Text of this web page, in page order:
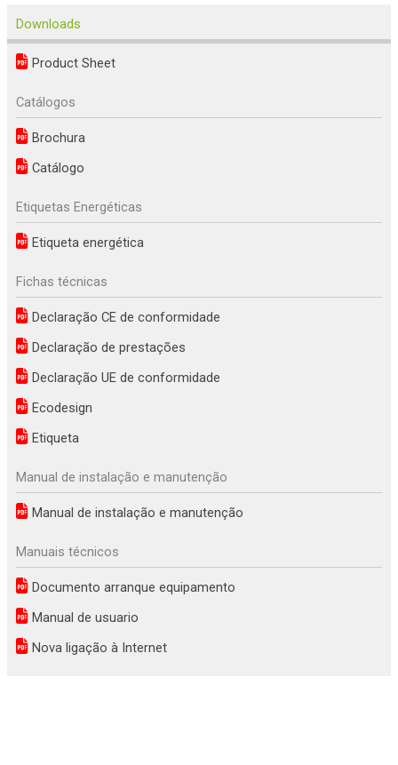
Downloads
Product Sheet
Catálogos
Brochura
Catálogo
Etiquetas Energéticas
Etiqueta energética
Fichas técnicas
Declaração CE de conformidade
Declaração de prestações
Declaração UE de conformidade
Ecodesign
Etiqueta
Manual de instalação e manutenção
Manual de instalação e manutenção
Manuais técnicos
Documento arranque equipamento
Manual de usuario
Nova ligação à Internet